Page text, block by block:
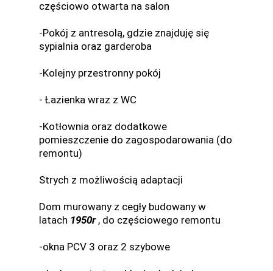
częściowo otwarta na salon
-Pokój z antresolą, gdzie znajduję się
sypialnia oraz garderoba
-Kolejny przestronny pokój
- Łazienka wraz z WC
-Kotłownia oraz dodatkowe
pomieszczenie do zagospodarowania (do
remontu)
Strych z możliwością adaptacji
Dom murowany z cegły budowany w
latach 1950r, do częściowego remontu
-okna PCV 3 oraz 2 szybowe